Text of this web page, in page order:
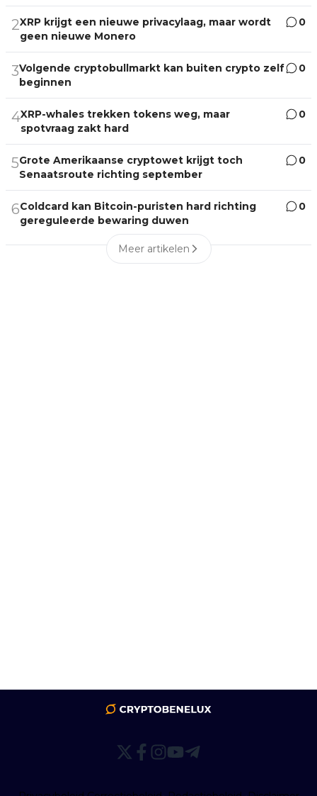
2XRP krijgt een nieuwe privacylaag, maar wordt
geen nieuwe Monero
0
3Volgende cryptobullmarkt kan buiten crypto zelf
beginnen
0
4XRP-whales trekken tokens weg, maar
spotvraag zakt hard
0
5Grote Amerikaanse cryptowet krijgt toch
Senaatsroute richting september
0
6Coldcard kan Bitcoin-puristen hard richting
gereguleerde bewaring duwen
0
Meer artikelen